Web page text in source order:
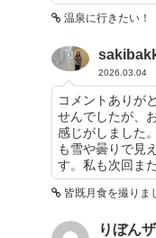
温泉に行きたい！
2026.03.04
コメントありが
せんでしたが、
感じがしました
も雪や曇りで見
す。私も次回ま
皆既月食を撮りま
りぼん